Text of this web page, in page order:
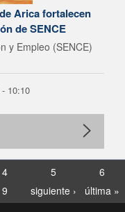
Arica fortalecen
de SENCE
y Empleo (SENCE)
10:10
4 5
6
9 siguiente › última »